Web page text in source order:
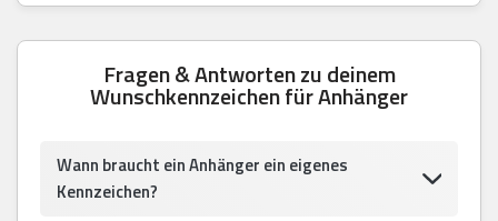
Fragen & Antworten zu deinem
Wunschkennzeichen für Anhänger
Wann braucht ein Anhänger ein eigenes
Kennzeichen?